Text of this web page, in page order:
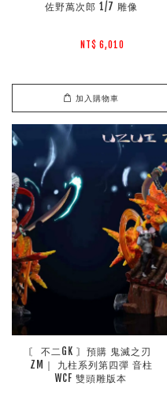
佐野萬次郎 1/7 雕像
NT$ 6,010
加入購物車
〘 不二GK 〙預購 鬼滅之刃
ZM｜ 九柱系列第四彈 音柱
WCF 雙頭雕版本